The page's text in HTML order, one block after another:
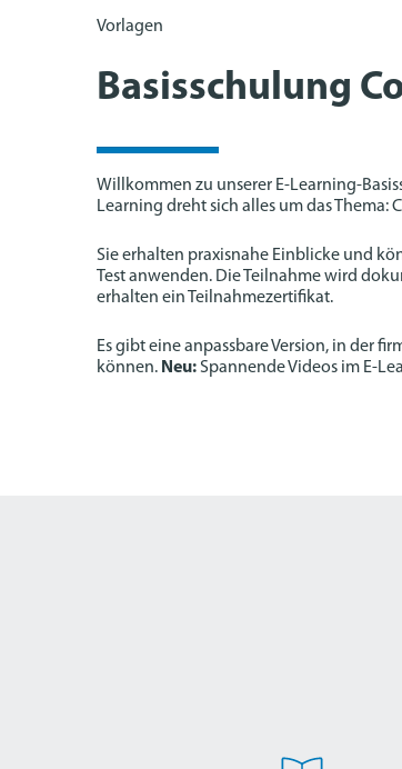
Vorlagen
Basisschulung
Willkommen zu unserer E-Learning-
Learning dreht sich alles um das Thema:
Sie erhalten praxisnahe Einblicke und
Test anwenden. Die Teilnahme wird
erhalten ein Teilnahmezertifikat.
Es gibt eine anpassbare Version, in der
können. Neu: Spannende Videos im E-